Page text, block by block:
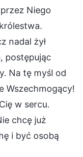
Niego
nadal żył
postępując
Na tę myśl od
Wszechmogący!
w sercu.
chcę już
i być osobą